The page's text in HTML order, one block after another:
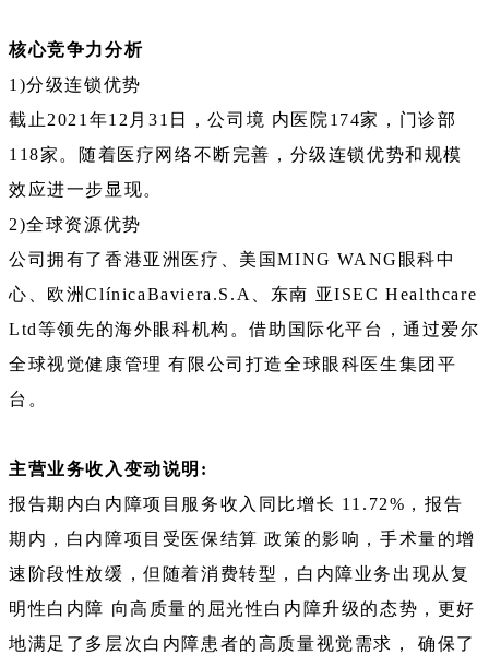
核心竞争力分析
1)分级连锁优势
截止2021年12月31日，公司境 内医院174家，门诊部
118家。随着医疗网络不断完善，分级连锁优势和规模
效应进一步显现。
2)全球资源优势
公司拥有了香港亚洲医疗、美国MING WANG眼科中
心、欧洲ClínicaBaviera.S.A、东南 亚ISEC Healthcare
Ltd等领先的海外眼科机构。借助国际化平台，通过爱尔
全球视觉健康管理 有限公司打造全球眼科医生集团平
台。
主营业务收入变动说明:
报告期内白内障项目服务收入同比增长 11.72%，报告
期内，白内障项目受医保结算 政策的影响，手术量的增
速阶段性放缓，但随着消费转型，白内障业务出现从复
明性白内障 向高质量的屈光性白内障升级的态势，更好
地满足了多层次白内障患者的高质量视觉需求， 确保了